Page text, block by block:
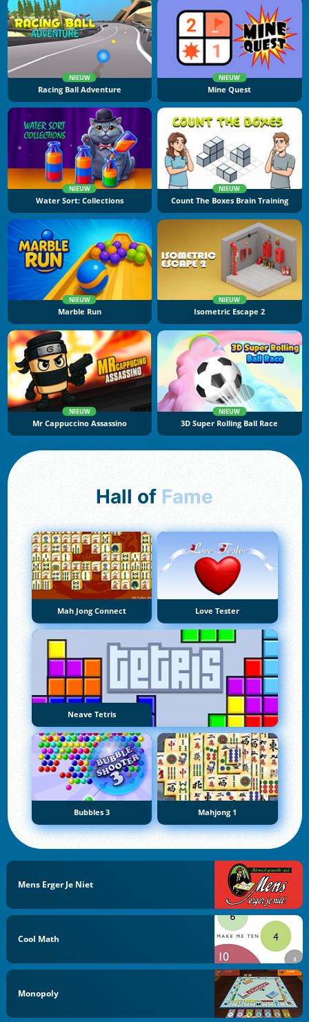
NIEUW
Racing Ball Adventure
NIEUW
Mine Quest
NIEUW
Water Sort: Collections
NIEUW
Count The Boxes Brain Training
NIEUW
Marble Run
NIEUW
Isometric Escape 2
NIEUW
Mr Cappuccino Assassino
NIEUW
3D Super Rolling Ball Race
Hall of Fame
Mah Jong Connect Love Tester
Neave Tetris
Bubbles 3 Mahjong 1
Mens Erger Je Niet
Cool Math
Monopoly